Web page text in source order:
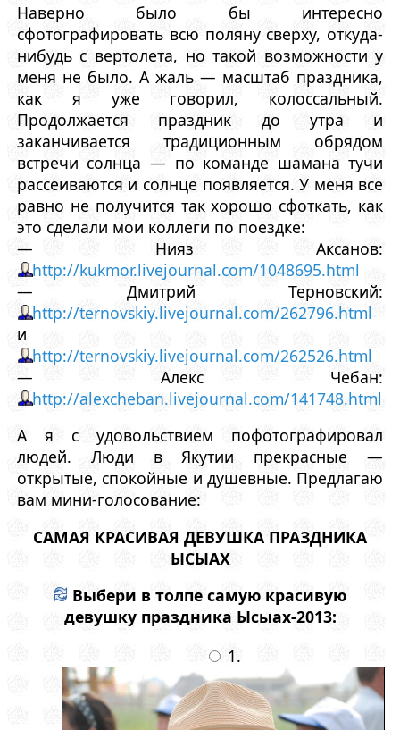
Наверно было бы интересно
сфотографировать всю поляну сверху, откуда-
нибудь с вертолета, но такой возможности у
меня не было. А жаль — масштаб праздника,
как я уже говорил, колоссальный.
Продолжается праздник до утра и
заканчивается традиционным обрядом
встречи солнца — по команде шамана тучи
рассеиваются и солнце появляется. У меня все
равно не получится так хорошо сфоткать, как
это сделали мои коллеги по поездке:
— Нияз Аксанов:
http://kukmor.livejournal.com/1048695.html
— Дмитрий Терновский:
http://ternovskiy.livejournal.com/262796.html
и
http://ternovskiy.livejournal.com/262526.html
— Алекс Чебан:
http://alexcheban.livejournal.com/141748.html
А я с удовольствием пофотографировал
людей. Люди в Якутии прекрасные —
открытые, спокойные и душевные. Предлагаю
вам мини-голосование:
САМАЯ КРАСИВАЯ ДЕВУШКА ПРАЗДНИКА
ЫСЫАХ
Выбери в толпе самую красивую
девушку праздника Ысыах-2013:
1.